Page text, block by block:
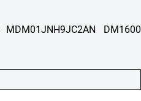
MDM01JNH9JC2AN